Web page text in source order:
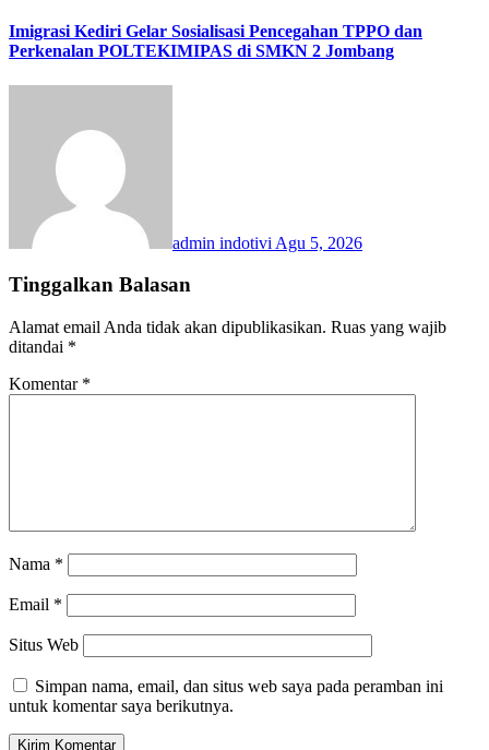
Imigrasi Kediri Gelar Sosialisasi Pencegahan TPPO dan
Perkenalan POLTEKIMIPAS di SMKN 2 Jombang
admin indotivi Agu 5, 2026
Tinggalkan Balasan
Alamat email Anda tidak akan dipublikasikan. Ruas yang wajib
ditandai *
Komentar *
Nama *
Email *
Situs Web
Simpan nama, email, dan situs web saya pada peramban ini
untuk komentar saya berikutnya.